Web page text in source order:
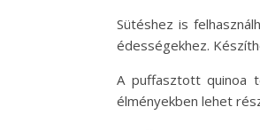
Sütéshez is
édességekhez.
A puffasztott quinoa
élményekben lehet